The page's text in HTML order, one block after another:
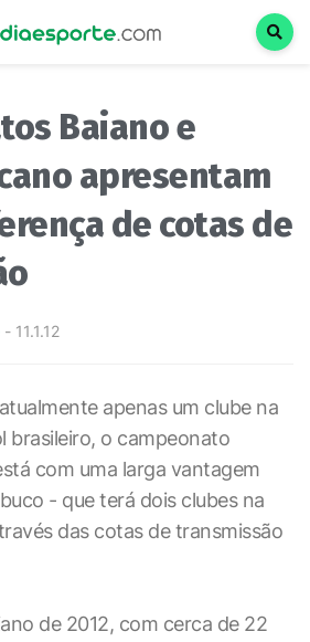
Baiano e
apresentam
de cotas de
- 11.1.12
apenas um clube na
brasileiro, o campeonato
com uma larga vantagem
- que terá dois clubes na
das cotas de transmissão
de 2012, com cerca de 22